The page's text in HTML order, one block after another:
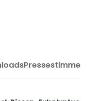
Pressestimmen